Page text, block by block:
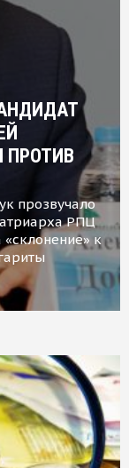
ПРОТИВ
прозвучало
РПЦ
к